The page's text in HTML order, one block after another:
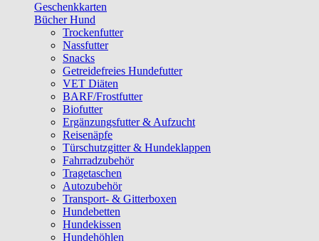
Geschenkkarten
Bücher Hund
Trockenfutter
Nassfutter
Snacks
Getreidefreies Hundefutter
VET Diäten
BARF/Frostfutter
Biofutter
Ergänzungsfutter & Aufzucht
Reisenäpfe
Türschutzgitter & Hundeklappen
Fahrradzubehör
Tragetaschen
Autozubehör
Transport- & Gitterboxen
Hundebetten
Hundekissen
Hundehöhlen